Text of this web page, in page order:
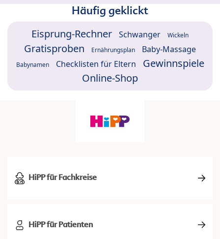
Häufig geklickt
Eisprung-Rechner Schwanger Wickeln
Gratisproben Ernährungsplan Baby-Massage
Babynamen Checklisten für Eltern
Gewinnspiele
Online-Shop
HiPP für Fachkreise
HiPP für Patienten